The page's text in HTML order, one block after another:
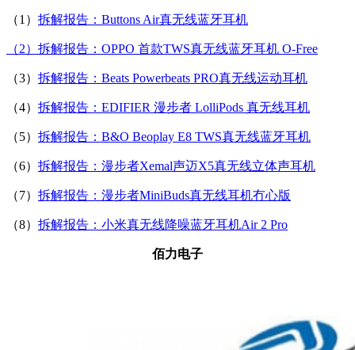
（1） 拆解报告：Buttons Air真无线蓝牙耳机
（2）拆解报告：OPPO 首款TWS真无线蓝牙耳机 O-Free
（3） 拆解报告：Beats Powerbeats PRO真无线运动耳机
（4） 拆解报告：EDIFIER 漫步者 LolliPods 真无线耳机
（5） 拆解报告：B&O Beoplay E8 TWS真无线蓝牙耳机
（6） 拆解报告：漫步者Xemal声迈X5真无线立体声耳机
（7） 拆解报告：漫步者MiniBuds真无线耳机冇心版
（8） 拆解报告：小米真无线降噪蓝牙耳机Air 2 Pro
佰力电子